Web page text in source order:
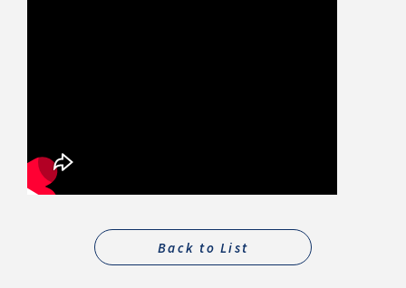
Back to List